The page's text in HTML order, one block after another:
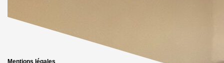
Mentions légales